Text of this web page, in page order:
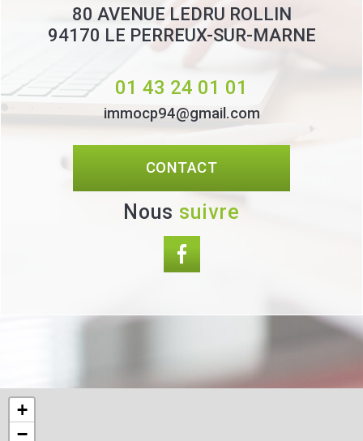
80 AVENUE LEDRU ROLLIN
94170 LE PERREUX-SUR-MARNE
01 43 24 01 01
immocp94@gmail.com
CONTACT
Nous suivre
+
−